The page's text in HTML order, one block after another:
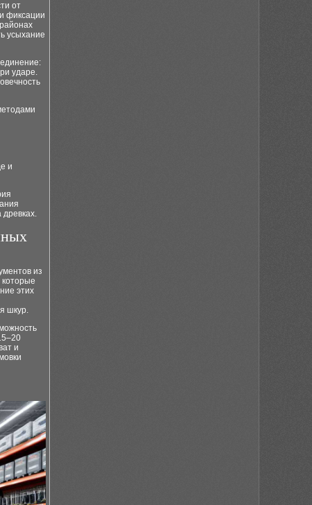
от
фиксации
усыхание
ударе.
и
из
которые
этих
шкур.
и